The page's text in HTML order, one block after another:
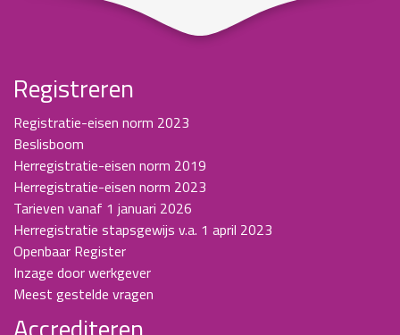
Registreren
Registratie-eisen norm 2023
Beslisboom
Herregistratie-eisen norm 2019
Herregistratie-eisen norm 2023
Tarieven vanaf 1 januari 2026
Herregistratie stapsgewijs v.a. 1 april 2023
Openbaar Register
Inzage door werkgever
Meest gestelde vragen